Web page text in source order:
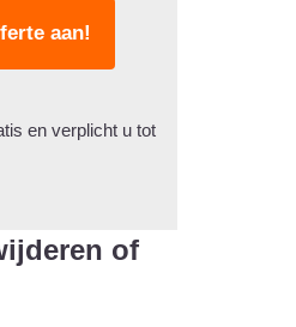
aan!
en verplicht u tot
of